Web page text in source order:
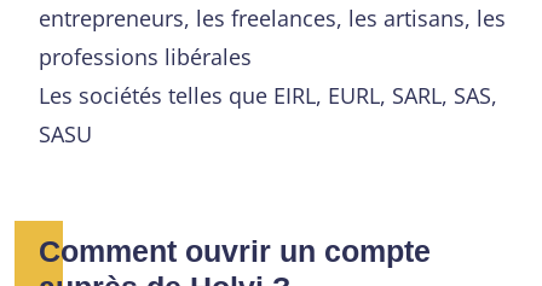
entrepreneurs, les freelances, les artisans, les
professions libérales
Les sociétés telles que EIRL, EURL, SARL, SAS,
SASU
Comment ouvrir un compte